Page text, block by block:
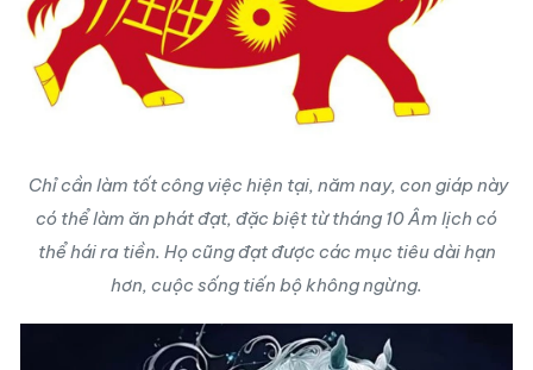
Chỉ cần làm tốt công việc hiện tại, năm nay, con giáp này
có thể làm ăn phát đạt, đặc biệt từ tháng 10 Âm lịch có
thể hái ra tiền. Họ cũng đạt được các mục tiêu dài hạn
hơn, cuộc sống tiến bộ không ngừng.